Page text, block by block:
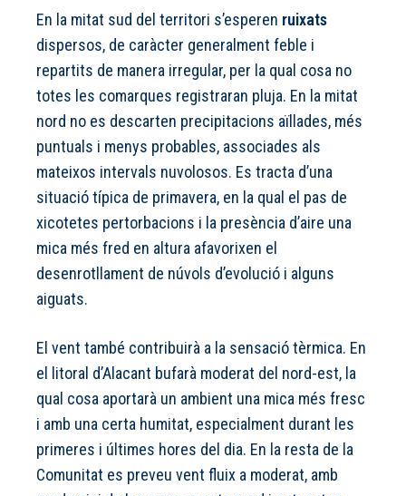
En la mitat sud del territori s’esperen ruixats
dispersos, de caràcter generalment feble i
repartits de manera irregular, per la qual cosa no
totes les comarques registraran pluja. En la mitat
nord no es descarten precipitacions aïllades, més
puntuals i menys probables, associades als
mateixos intervals nuvolosos. Es tracta d’una
situació típica de primavera, en la qual el pas de
xicotetes pertorbacions i la presència d’aire una
mica més fred en altura afavorixen el
desenrotllament de núvols d’evolució i alguns
aiguats.
El vent també contribuirà a la sensació tèrmica. En
el litoral d’Alacant bufarà moderat del nord-est, la
qual cosa aportarà un ambient una mica més fresc
i amb una certa humitat, especialment durant les
primeres i últimes hores del dia. En la resta de la
Comunitat es preveu vent fluix a moderat, amb